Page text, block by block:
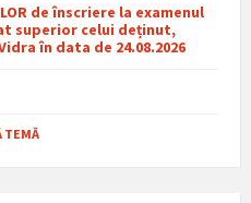
de înscriere la examenul
superior celui deținut,
în data de 24.08.2026
TEMĂ